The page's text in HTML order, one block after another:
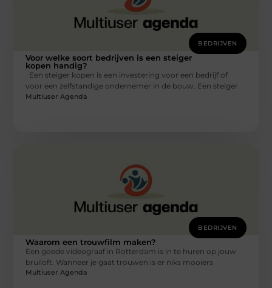
BEDRIJVEN
Voor welke soort bedrijven is een steiger
kopen handig?
Een steiger kopen is een investering voor een bedrijf of
voor een zelfstandige ondernemer in de bouw. Een steiger
Multiuser Agenda
BEDRIJVEN
Waarom een trouwfilm maken?
Een goede videograaf in Rotterdam is in te huren op jouw
bruiloft. Wanneer je gaat trouwen is er niks mooiers
Multiuser Agenda